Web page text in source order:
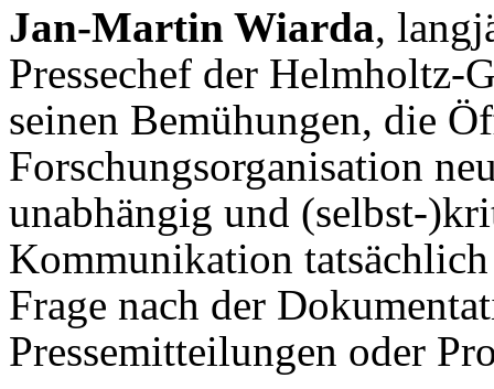
Jan-Martin Wiarda,
Pressechef der Helmholtz-
seinen Bemühungen, die
Forschungsorganisation
unabhängig und (selbst-
Kommunikation
Frage nach der
Pressemitteilungen oder